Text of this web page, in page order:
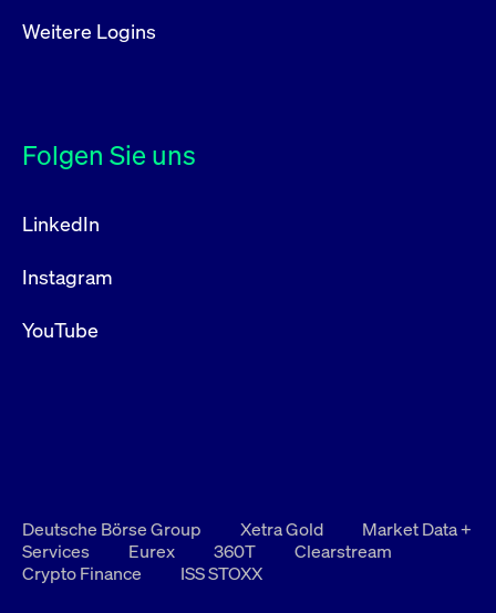
Weitere Logins
Folgen Sie uns
LinkedIn
Instagram
YouTube
Deutsche Börse Group Xetra Gold
Market Data +
Services
Eurex 360T
Clearstream
Crypto Finance
ISS STOXX